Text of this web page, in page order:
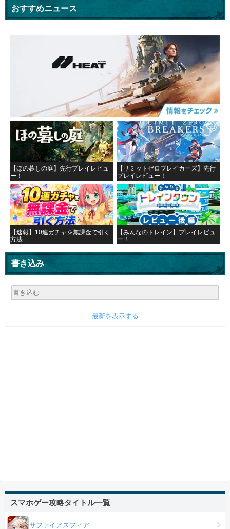
おすすめニュース
【ほの暮しの庭】先行プレイレビュ
ー！
【リミットゼロブレイカーズ】先行
プレイレビュー！
【速報】10連ガチャを無課金で引く
方法
【みんなのトレイン】プレイレビュ
ー！
書き込み
最新を表示する
スマホゲー攻略タイトル一覧
サファイアスフィア